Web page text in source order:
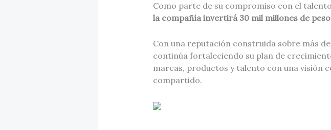
Como parte de su compromiso con el
la compañía invertirá 30 mil millones de
Con una reputación construida sobre más
continúa fortaleciendo su plan de
marcas, productos y talento con una visión
compartido.